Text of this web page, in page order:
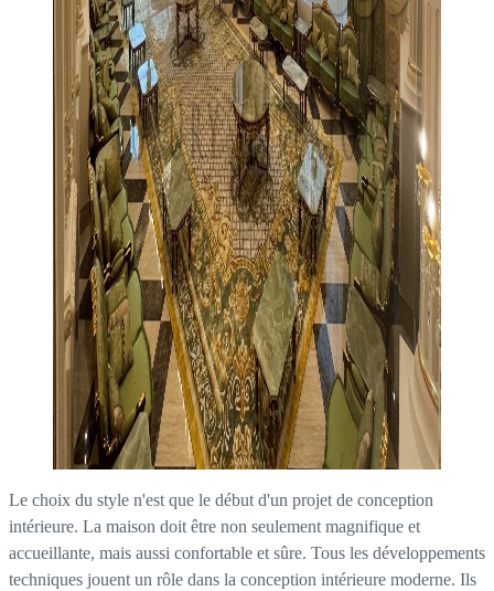
Le choix du style n'est que le début d'un projet de conception
intérieure. La maison doit être non seulement magnifique et
accueillante, mais aussi confortable et sûre. Tous les développements
techniques jouent un rôle dans la conception intérieure moderne. Ils